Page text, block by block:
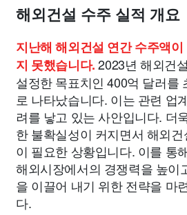
해외건설 수주 실적 개요
지난해 해외건설 연간 수주액
지 못했습니다.2023년 해외건
설정한 목표치인 400억 달러를
로 나타났습니다. 이는 관련 업
려를 낳고 있는 사안입니다. 더
한 불확실성이 커지면서 해외
이 필요한 상황입니다. 이를 통
해외시장에서의 경쟁력을 높이
을 이끌어 내기 위한 전략을 마
다.